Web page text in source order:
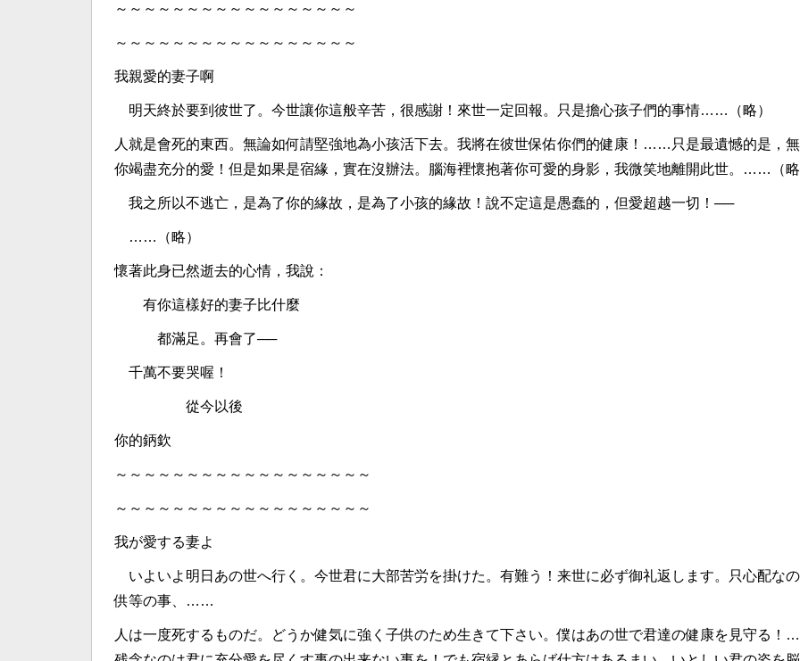
～～～～～～～～～～～～～～～～～
～～～～～～～～～～～～～～～～～
我親愛的妻子啊
明天終於要到彼世了。今世讓你這般辛苦，很感謝！來世一定回報。只是擔心孩子們的事情……（略）
人就是會死的東西。無論如何請堅強地為小孩活下去。我將在彼世保佑你們的健康！……只是最遺憾的是，
你竭盡充分的愛！但是如果是宿緣，實在沒辦法。腦海裡懷抱著你可愛的身影，我微笑地離開此世。……（
我之所以不逃亡，是為了你的緣故，是為了小孩的緣故！說不定這是愚蠢的，但愛超越一切！──
……（略）
懷著此身已然逝去的心情，我說：
有你這樣好的妻子比什麼
都滿足。再會了──
千萬不要哭喔！
從今以後
你的鈵欽
～～～～～～～～～～～～～～～～～～
～～～～～～～～～～～～～～～～～～
我が愛する妻よ
いよいよ明日あの世へ行く。今世君に大部苦労を掛けた。有難う！来世に必ず御礼返します。只心配な
供等の事、……
人は一度死するものだ。どうか健気に強く子供のため生きて下さい。僕はあの世で君達の健康を見守る